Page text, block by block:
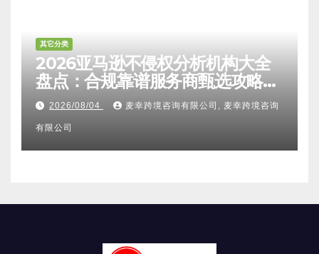
其它分类
2026亚马逊不侵权分析机构大全
盘点：合规靠谱服务商甄选攻略、
避坑FAQ及标杆机构实力详解
2026/08/04 麦幸跨境咨询有限公司, 麦幸跨境咨询
有限公司